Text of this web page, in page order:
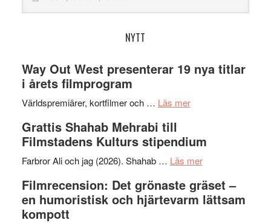
webbplatsen
NYTT
Way Out West presenterar 19 nya titlar
i årets filmprogram
Världspremiärer, kortfilmer och … Läs merom
West
presenterar
nya
titlar
Grattis Shahab Mehrabi till
Filmstadens Kulturs stipendium
Farbror Ali och jag (2026). Shahab … Läs merom
Shahab
Mehrabi
Filmrecension: Det grönaste gräset –
en humoristisk och hjärtevarm lättsam
kompott